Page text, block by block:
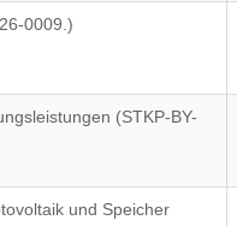
0009.)
(STKP-BY-
und Speicher